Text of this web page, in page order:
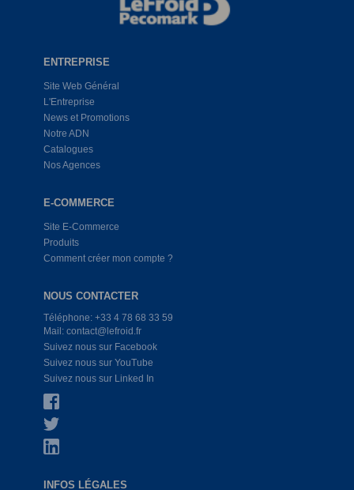
ENTREPRISE
Site Web Général
L'Entreprise
News et Promotions
Notre ADN
Catalogues
Nos Agences
E-COMMERCE
Site E-Commerce
Produits
Comment créer mon compte ?
NOUS CONTACTER
Téléphone: +33 4 78 68 33 59
Mail: contact@lefroid.fr
Suivez nous sur Facebook
Suivez nous sur YouTube
Suivez nous sur Linked In
INFOS LÉGALES